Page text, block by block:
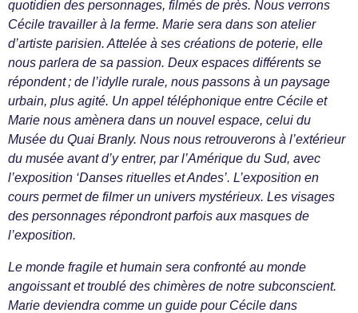
quotidien des personnages, filmés de près. Nous verrons
Cécile travailler à la ferme. Marie sera dans son atelier
d’artiste parisien. Attelée à ses créations de poterie, elle
nous parlera de sa passion. Deux espaces différents se
répondent ; de l’idylle rurale, nous passons à un paysage
urbain, plus agité. Un appel téléphonique entre Cécile et
Marie nous amènera dans un nouvel espace, celui du
Musée du Quai Branly. Nous nous retrouverons à l’extérieur
du musée avant d’y entrer, par l’Amérique du Sud, avec
l’exposition ‘Danses rituelles et Andes’. L’exposition en
cours permet de filmer un univers mystérieux. Les visages
des personnages répondront parfois aux masques de
l’exposition.
Le monde fragile et humain sera confronté au monde
angoissant et troublé des chimères de notre subconscient.
Marie deviendra comme un guide pour Cécile dans